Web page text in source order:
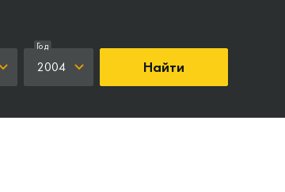
2004
Год
Найти